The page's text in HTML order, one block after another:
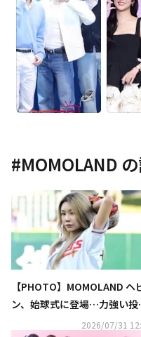
#MOMOLAND
【PHOTO】MOMOLAND ヘ
ン、始球式に登場…力強い投
2026/07/31